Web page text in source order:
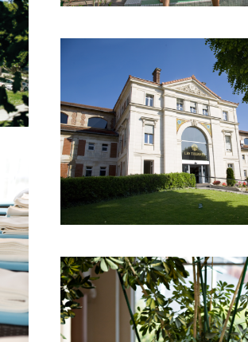
Bourbon-l’Archambault
Bourboule (la) –
Grands Thermes